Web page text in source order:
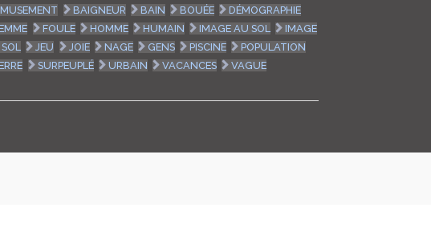
BAIGNEUR BAIN BOUÉE
DÉMOGRAPHIE
FOULE HOMME HUMAIN IMAGE AU SOL
IMAGE
JEU JOIE NAGE GENS PISCINE
POPULATION
SURPEUPLÉ URBAIN VACANCES VAGUE